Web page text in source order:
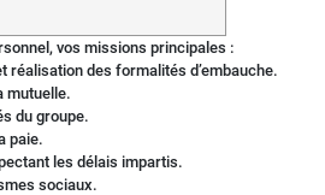
vos missions principales :
réalisation des formalités d’embauche.
mutuelle.
du groupe.
paie.
les délais impartis.
sociaux.